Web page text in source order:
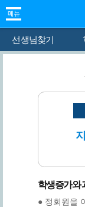
선생님찾기
학생증가와
● 정회원을